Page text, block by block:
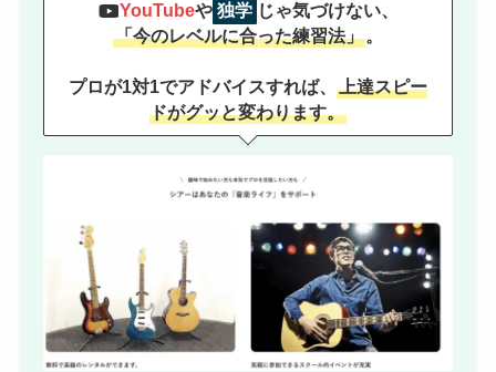
YouTubeや 独学 じゃ気づけない、
「今のレベルに合った練習法」。
プロが1対1でアドバイスすれば、
上達スピー
ドがグッと変わります。